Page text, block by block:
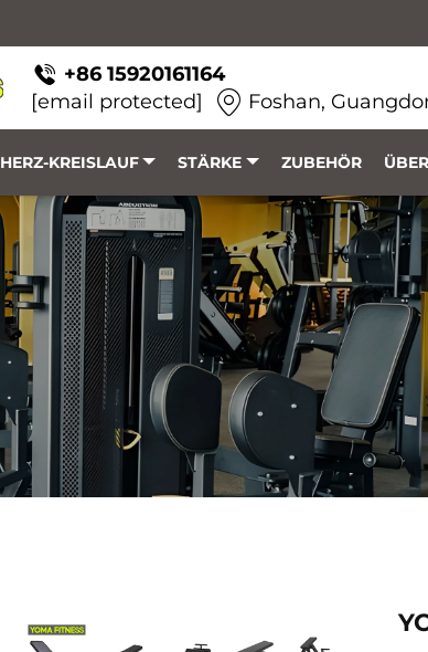
+86 15920161164
[email protected]
Foshan,
HERZ-KREISLAUF STÄRKE ZUBEHÖR